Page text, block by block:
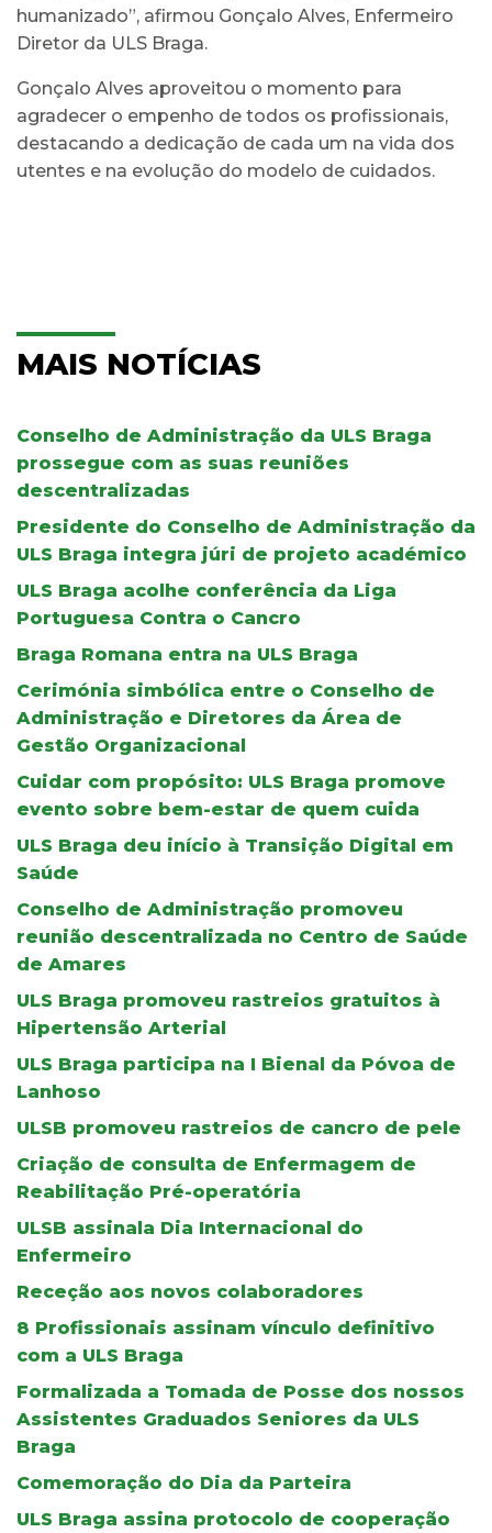
humanizado”, afirmou Gonçalo Alves, Enfermeiro
Diretor da ULS Braga.
Gonçalo Alves aproveitou o momento para
agradecer o empenho de todos os profissionais,
destacando a dedicação de cada um na vida dos
utentes e na evolução do modelo de cuidados.
MAIS NOTÍCIAS
Conselho de Administração da ULS Braga
prossegue com as suas reuniões
descentralizadas
Presidente do Conselho de Administração da
ULS Braga integra júri de projeto académico
ULS Braga acolhe conferência da Liga
Portuguesa Contra o Cancro
Braga Romana entra na ULS Braga
Cerimónia simbólica entre o Conselho de
Administração e Diretores da Área de
Gestão Organizacional
Cuidar com propósito: ULS Braga promove
evento sobre bem-estar de quem cuida
ULS Braga deu início à Transição Digital em
Saúde
Conselho de Administração promoveu
reunião descentralizada no Centro de Saúde
de Amares
ULS Braga promoveu rastreios gratuitos à
Hipertensão Arterial
ULS Braga participa na I Bienal da Póvoa de
Lanhoso
ULSB promoveu rastreios de cancro de pele
Criação de consulta de Enfermagem de
Reabilitação Pré-operatória
ULSB assinala Dia Internacional do
Enfermeiro
Receção aos novos colaboradores
8 Profissionais assinam vínculo definitivo
com a ULS Braga
Formalizada a Tomada de Posse dos nossos
Assistentes Graduados Seniores da ULS
Braga
Comemoração do Dia da Parteira
ULS Braga assina protocolo de cooperação